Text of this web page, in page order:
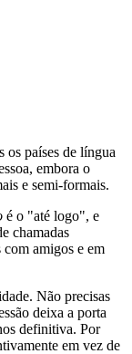
os países de língua
embora o
e semi-formais.
é o "até logo", e
chamadas
com amigos e em
Não precisas
deixa a porta
definitiva. Por
em vez de